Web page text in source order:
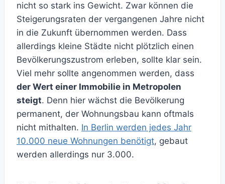
nicht so stark ins Gewicht. Zwar können die
Steigerungsraten der vergangenen Jahre nicht
in die Zukunft übernommen werden. Dass
allerdings kleine Städte nicht plötzlich einen
Bevölkerungszustrom erleben, sollte klar sein.
Viel mehr sollte angenommen werden, dass
der Wert einer Immobilie in Metropolen
steigt. Denn hier wächst die Bevölkerung
permanent, der Wohnungsbau kann oftmals
nicht mithalten. In Berlin werden jedes Jahr
10.000 neue Wohnungen benötigt, gebaut
werden allerdings nur 3.000.